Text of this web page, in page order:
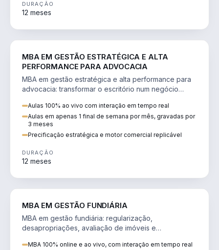
DURAÇÃO
12 meses
MBA EM GESTÃO ESTRATÉGICA E ALTA
PERFORMANCE PARA ADVOCACIA
MBA em gestão estratégica e alta performance para
advocacia: transformar o escritório num negócio
Aulas 100% ao vivo com interação em tempo real
Aulas em apenas 1 final de semana por mês, gravadas por
3 meses
Precificação estratégica e motor comercial replicável
DURAÇÃO
12 meses
MBA EM GESTÃO FUNDIÁRIA
MBA em gestão fundiária: regularização,
desapropriações, avaliação de imóveis e
MBA 100% online e ao vivo, com interação em tempo real